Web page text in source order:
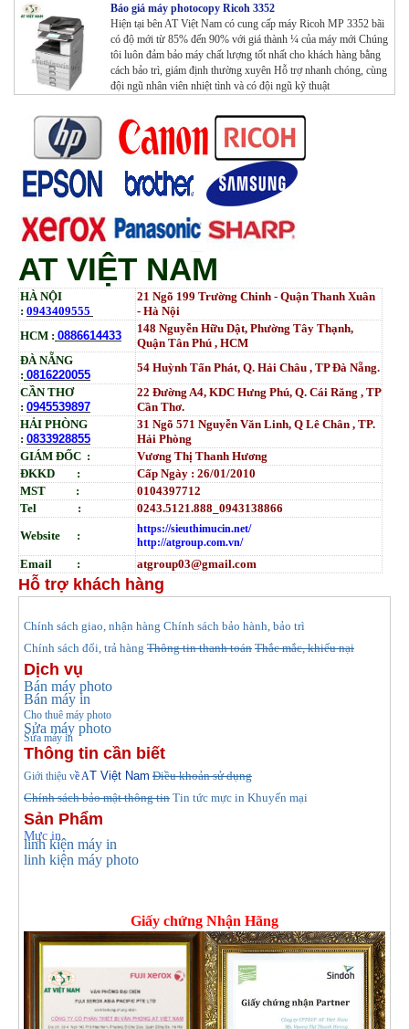
Báo giá máy photocopy Ricoh 3352
Hiện tại bên AT Việt Nam có cung cấp máy Ricoh MP 3352 bãi
có độ mới từ 85% đến 90% với giá thành ¼ của máy mới Chúng
tôi luôn đảm bảo máy chất lượng tốt nhất cho khách hàng bằng
cách bảo trì, giám định thường xuyên Hỗ trợ nhanh chóng, cùng
đội ngũ nhân viên nhiệt tình và có đội ngũ kỹ thuật
AT VIỆT NAM
HÀ NỘI
: 0943409555
21 Ngõ 199 Trường Chinh - Quận Thanh Xuân
- Hà Nội
HCM : 0886614433
148 Nguyễn Hữu Dật, Phường Tây Thạnh,
Quận Tân Phú , HCM
ĐÀ NẴNG
: 0816220055
54 Huỳnh Tấn Phát, Q. Hải Châu , TP Đà Nẵng.
CẦN THƠ
: 0945539897
22 Đường A4, KDC Hưng Phú, Q. Cái Răng , TP
Cần Thơ.
HẢI PHÒNG
: 0833928855
31 Ngõ 571 Nguyễn Văn Linh, Q Lê Chân , TP.
Hải Phòng
GIÁM ĐỐC :
Vương Thị Thanh Hương
ĐKKD :
Cấp Ngày : 26/01/2010
MST :
0104397712
Tel :
0243.5121.888_0943138866
Website :
https://sieuthimucin.net/
http://atgroup.com.vn/
Email : atgroup03@gmail.com
Hỗ trợ khách hàng
Chính sách giao, nhận hàng Chính sách bảo hành, bảo trì
Chính sách đổi, trả hàng Thông tin thanh toán Thắc mắc, khiếu nại
Dịch vụ
Bán máy photo
Bán máy in
Cho thuê máy photo
Sửa máy photo
Sửa máy in
Thông tin cần biết
Giới thiệu về AT Việt Nam Điều khoản sử dụng
Chính sách bảo mật thông tin Tin tức mực in Khuyến mại
Sản Phẩm
Mực in
linh kiện máy in
linh kiện máy photo
Giấy chứng Nhận Hãng